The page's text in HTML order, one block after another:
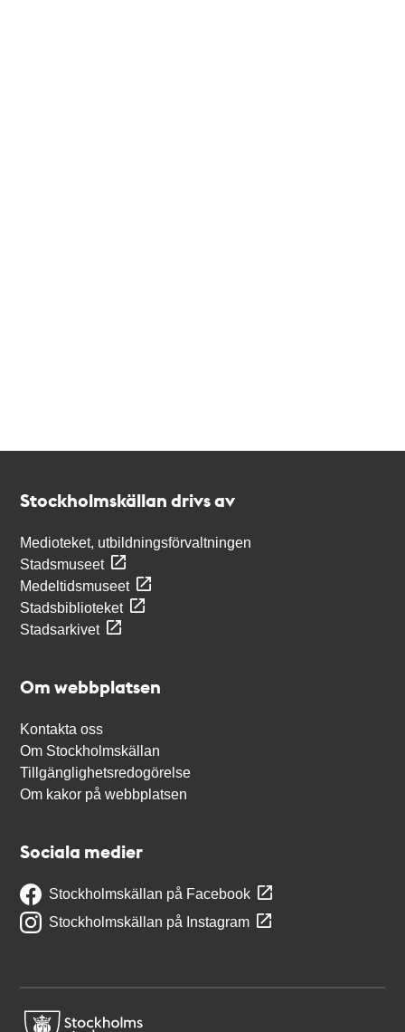
Stockholmskällan drivs av
Medioteket, utbildningsförvaltningen
Stadsmuseet
Medeltidsmuseet
Stadsbiblioteket
Stadsarkivet
Om webbplatsen
Kontakta oss
Om Stockholmskällan
Tillgänglighetsredogörelse
Om kakor på webbplatsen
Sociala medier
Stockholmskällan på Facebook
Stockholmskällan på Instagram